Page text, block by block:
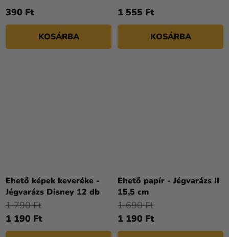
390 Ft
KOSÁRBA
1 555 Ft
KOSÁRBA
Ehető képek keveréke -
Jégvarázs Disney 12 db
1 190 Ft
1 790 Ft
Ehető papír - Jégvarázs II
15,5 cm
1 190 Ft
1 690 Ft